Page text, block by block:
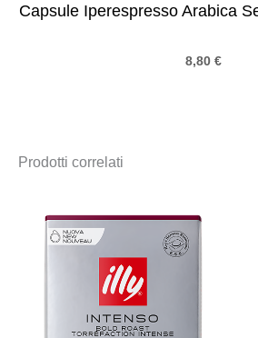
Capsule Iperespresso Arabica
8,80 €
Prodotti correlati